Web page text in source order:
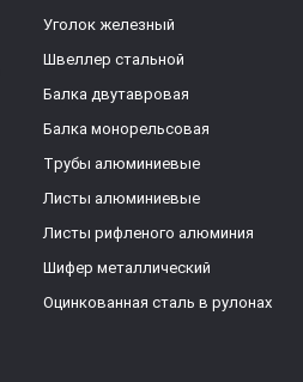
Уголок железный
Швеллер стальной
Балка двутавровая
Балка монорельсовая
Трубы алюминиевые
Листы алюминиевые
Листы рифленого алюминия
Шифер металлический
Оцинкованная сталь в рулонах